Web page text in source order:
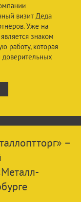
визит Деда
Уже на
знаком
работу, которая
доверительных
–